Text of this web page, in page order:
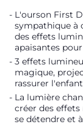
L'ourson First
sympathique à
des effets
apaisantes
3 effets
magique,
rassurer
La lumière
créer des
se détendre et